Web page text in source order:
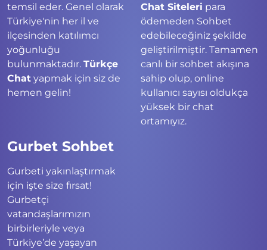
temsil eder. Genel olarak
Türkiye'nin her il ve
ilçesinden katılımcı
yoğunluğu
bulunmaktadır. Türkçe
Chat yapmak için siz de
hemen gelin!
Chat Siteleri para
ödemeden Sohbet
edebileceğiniz şekilde
geliştirilmiştir. Tamamen
canlı bir sohbet akışına
sahip olup, online
kullanıcı sayısı oldukça
yüksek bir chat
ortamıyız.
Gurbet Sohbet
Gurbeti yakınlaştırmak
için işte size fırsat!
Gurbetçi
vatandaşlarımızın
birbirleriyle veya
Türkiye’de yaşayan